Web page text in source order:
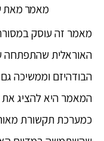
מאמר מאת
מאמר זה עוסק
האוראלית שהתפתחה
הבודהיזם וממשיכה
המאמר היא להציג את
כמערכת תקשורת